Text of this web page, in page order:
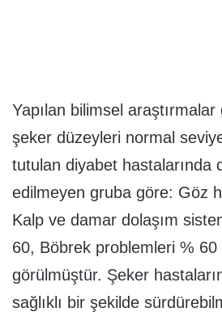
Yapılan bilimsel
şeker düzeyleri normal
tutulan diyabet hastalarında
edilmeyen gruba göre: Göz
Kalp ve damar dolaşım
60, Böbrek problemleri % 60
görülmüştür. Şeker
sağlıklı bir şekilde